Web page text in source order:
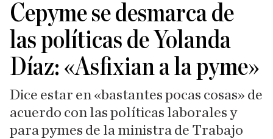
Cepyme se desmarca de
las políticas de Yolanda
Díaz: «Asfixian a la pyme»
Dice estar en «bastantes pocas cosas» de
acuerdo con las políticas laborales y
para pymes de la ministra de Trabajo